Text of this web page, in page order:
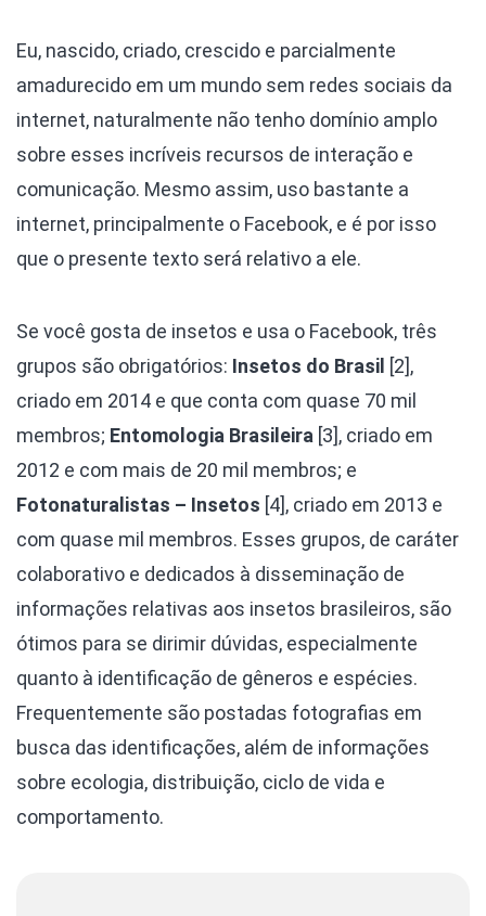
Eu, nascido, criado, crescido e parcialmente
amadurecido em um mundo sem redes sociais da
internet, naturalmente não tenho domínio amplo
sobre esses incríveis recursos de interação e
comunicação. Mesmo assim, uso bastante a
internet, principalmente o Facebook, e é por isso
que o presente texto será relativo a ele.
Se você gosta de insetos e usa o Facebook, três
grupos são obrigatórios: Insetos do Brasil [2],
criado em 2014 e que conta com quase 70 mil
membros; Entomologia Brasileira [3], criado em
2012 e com mais de 20 mil membros; e
Fotonaturalistas – Insetos [4], criado em 2013 e
com quase mil membros. Esses grupos, de caráter
colaborativo e dedicados à disseminação de
informações relativas aos insetos brasileiros, são
ótimos para se dirimir dúvidas, especialmente
quanto à identificação de gêneros e espécies.
Frequentemente são postadas fotografias em
busca das identificações, além de informações
sobre ecologia, distribuição, ciclo de vida e
comportamento.